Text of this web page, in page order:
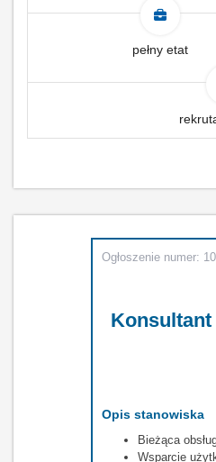
pełny etat
Ogłoszenie numer:
Konsultant
Opis stanowiska
Bieżąca
Wsparcie